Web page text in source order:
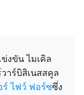
งขัน ไมเคิล
าร์บิสิเนสสคูล
ร์ ไฟว์ ฟอร์ซซึ่ง